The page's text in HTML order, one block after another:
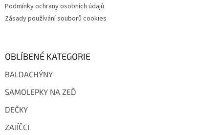
Podmínky ochrany osobních údajů
Zásady používání souborů cookies
OBLÍBENÉ KATEGORIE
BALDACHÝNY
SAMOLEPKY NA ZEĎ
DEČKY
ZAJÍČCI